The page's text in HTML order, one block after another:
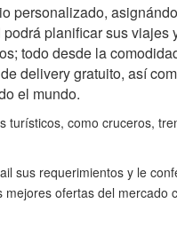
personalizado,
planificar sus
todo desde la
delivery gratuito, así
el mundo.
turísticos, como cruceros,
sus requerimientos y le
ofertas del